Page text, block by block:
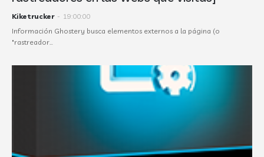
Kiketrucker - 19:00:00
Información Ghostery busca elementos externos a la página (o
"rastreador…